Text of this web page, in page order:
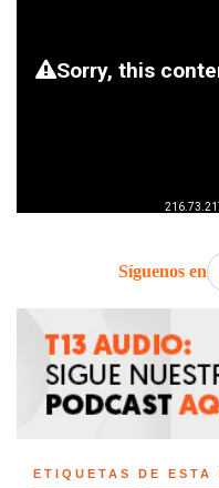
Síguenos en
ETIQUETAS DE ESTA